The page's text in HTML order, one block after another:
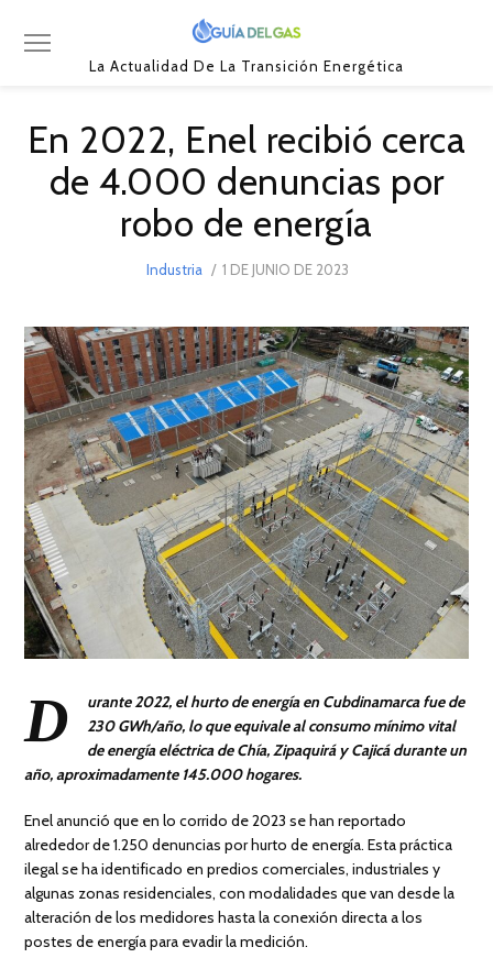
La Actualidad De La Transición Energética
En 2022, Enel recibió cerca
de 4.000 denuncias por
robo de energía
Industria
POSTED
1 DE JUNIO DE 2023
DE
2023
D
urante 2022, el hurto de energía en Cubdinamarca fue de
230 GWh/año, lo que equivale al consumo mínimo vital
de energía eléctrica de Chía, Zipaquirá y Cajicá durante un
año, aproximadamente 145.000 hogares.
Enel anunció que en lo corrido de 2023 se han reportado
alrededor de 1.250 denuncias por hurto de energía. Esta práctica
ilegal se ha identificado en predios comerciales, industriales y
algunas zonas residenciales, con modalidades que van desde la
alteración de los medidores hasta la conexión directa a los
postes de energía para evadir la medición.